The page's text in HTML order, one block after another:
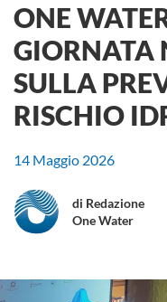
ONE
GIORNATA
SULLA
RISCHIO
14 Maggio 2026
di Redazione
One Water